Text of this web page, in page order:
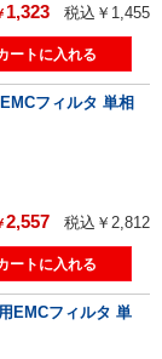
1,323 税込￥1,455
フィルタ 単相
2,557 税込￥2,812
EMCフィルタ 単